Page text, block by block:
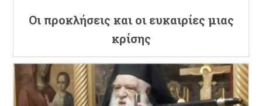
Oι προκλήσεις και οι ευκαιρίες μιας
κρίσης